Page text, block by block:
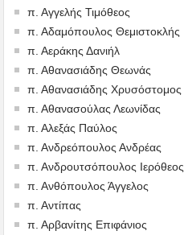
π. Αγγελής Τιμόθεος
π. Αδαμόπουλος Θεμιστοκλής
π. Αεράκης Δανιήλ
π. Αθανασιάδης Θεωνάς
π. Αθανασιάδης Χρυσόστομος
π. Αθανασούλας Λεωνίδας
π. Αλεξάς Παύλος
π. Ανδρεόπουλος Ανδρέας
π. Ανδρουτσόπουλος Ιερόθεος
π. Ανθόπουλος Άγγελος
π. Αντίπας
π. Αρβανίτης Επιφάνιος